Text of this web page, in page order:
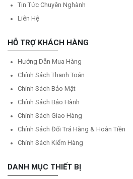
Tin Tức Chuyên Nghành
Liên Hệ
HỖ TRỢ KHÁCH HÀNG
Hướng Dẫn Mua Hàng
Chính Sách Thanh Toán
Chính Sách Bảo Mật
Chính Sách Bảo Hành
Chính Sách Giao Hàng
Chính Sách Đổi Trả Hàng & Hoàn Tiền
Chính Sách Kiểm Hàng
DANH MỤC THIẾT BỊ